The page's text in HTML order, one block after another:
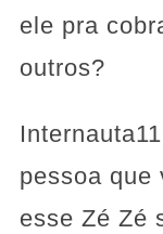
ele pra
outros?
pessoa que
esse Zé Zé